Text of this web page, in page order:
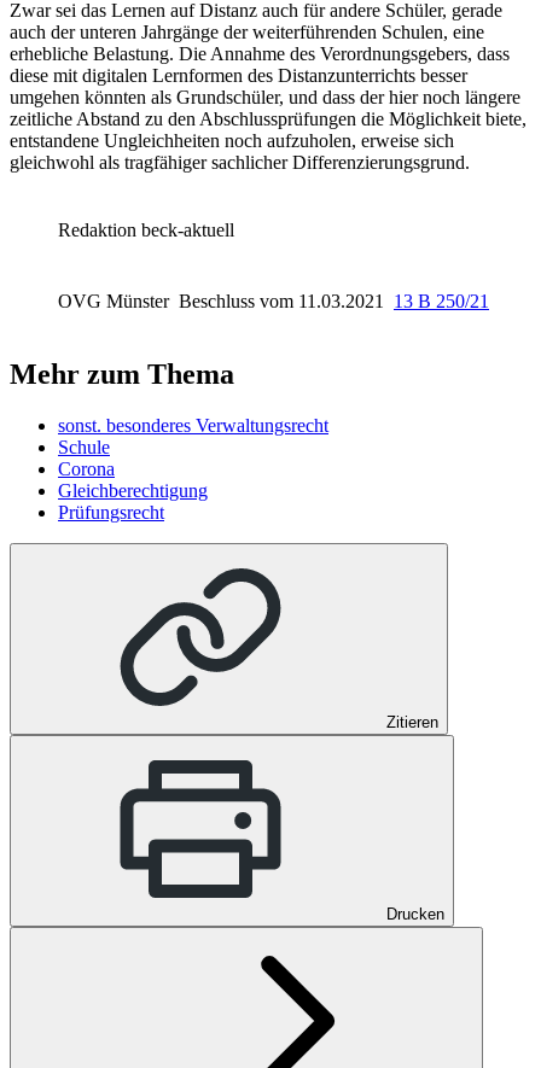
Zwar sei das Lernen auf Distanz auch für andere Schüler, gerade
auch der unteren Jahrgänge der weiterführenden Schulen, eine
erhebliche Belastung. Die Annahme des Verordnungsgebers, dass
diese mit digitalen Lernformen des Distanzunterrichts besser
umgehen könnten als Grundschüler, und dass der hier noch längere
zeitliche Abstand zu den Abschlussprüfungen die Möglichkeit biete,
entstandene Ungleichheiten noch aufzuholen, erweise sich
gleichwohl als tragfähiger sachlicher Differenzierungsgrund.
Redaktion beck-aktuell
OVG Münster Beschluss vom 11.03.2021 13 B 250/21
Mehr zum Thema
sonst. besonderes Verwaltungsrecht
Schule
Corona
Gleichberechtigung
Prüfungsrecht
Zitieren
Drucken